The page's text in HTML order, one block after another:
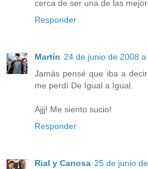
cerca de ser una de las
Responder
Martín 24 de junio de 2008 a
Jamás pensé que iba a
me perdí De Igual a Igual.
Ajjj! Me siento sucio!
Responder
Rial y Canosa 25 de junio